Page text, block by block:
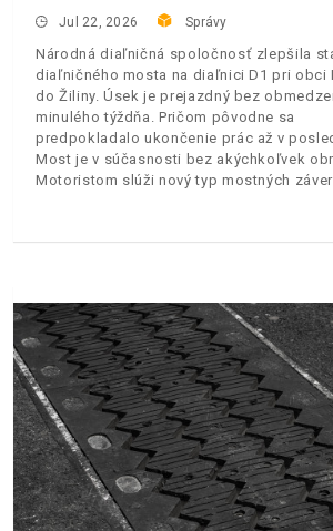
Jul 22, 2026 Správy
Národná diaľničná spoločnosť zlepšila
diaľničného mosta na diaľnici D1 pri obci
do Žiliny. Úsek je prejazdný bez
minulého týždňa. Pričom pôvodne sa
predpokladalo ukončenie prác až v
Most je v súčasnosti bez akýchkoľvek
Motoristom slúži nový typ mostných